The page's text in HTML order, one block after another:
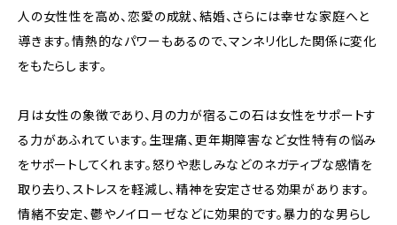
人の女性性を高め、恋愛の成就、結婚、さらには幸せな家庭へと
導きます。情熱的なパワーもあるので、マンネリ化した関係に変化
をもたらします。
月は女性の象徴であり、月の力が宿るこの石は女性をサポートす
る力があふれています。生理痛、更年期障害など女性特有の悩み
をサポートしてくれます。怒りや悲しみなどのネガティブな感情を
取り去り、ストレスを軽減し、精神を安定させる効果があります。
情緒不安定、鬱やノイローゼなどに効果的です。暴力的な男らし